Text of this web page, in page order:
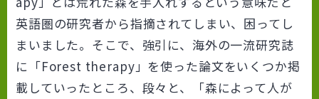
英語圏の研究者から指摘されてしまい、困ってし
まいました。そこで、強引に、海外の一流研究誌
に「Forest therapy」を使った論文をいくつか掲
載していったところ、段々と、「森によって人が